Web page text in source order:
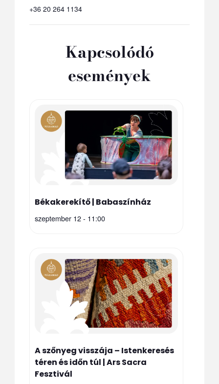
+36 20 264 1134
Kapcsolódó
események
Békakerekítő | Babaszínház
szeptember 12 - 11:00
A szőnyeg visszája – Istenkeresés
téren és időn túl | Ars Sacra
Fesztivál